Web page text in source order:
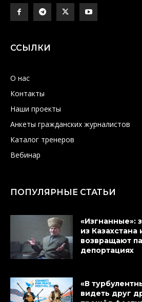
ССЫЛКИ
О нас
Контакты
Наши проекты
Анкеты гражданских журналистов
Каталог тренеров
Вебинар
ПОПУЛЯРНЫЕ СТАТЬИ
«Изгнанные»:
из
возвращают
депортациях
«В
видеть друг